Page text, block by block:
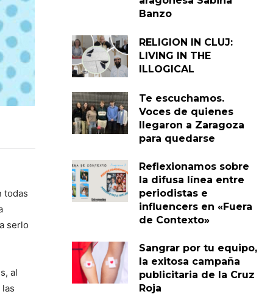
todas
serlo
al
Banzo
RELIGION IN CLUJ:
LIVING IN THE
ILLOGICAL
Te escuchamos.
Voces de quienes
llegaron a Zaragoza
para quedarse
Reflexionamos sobre
la difusa línea entre
periodistas e
influencers en «Fuera
de Contexto»
Sangrar por tu equipo,
la exitosa campaña
publicitaria de la Cruz
Roja